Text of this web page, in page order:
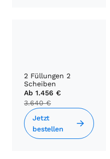
2 Füllungen 2
Scheiben
Ab 1.456 €
3.640 €
Jetzt
bestellen